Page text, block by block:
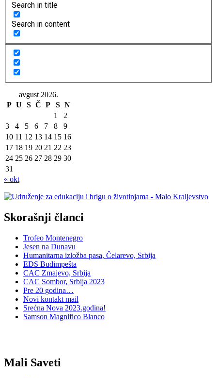
Search in title
Search in content
avgust 2026.
P U S Č P S N
1
2
3
4 5 6 7 8
9
10 11 12 13 14 15 16
17 18 19 20 21 22 23
24 25 26 27 28 29 30
31
« okt
Skorašnji članci
Trofeo Montenegro
Jesen na Dunavu
Humanitarna izložba pasa, Čelarevo, Srbija
EDS Budimpešta
CAC Zmajevo, Srbija
CAC Sombor, Srbija 2023
Pre 20 godina…
Novi kontakt mail
Srećna Nova 2023.godina!
Samson Magnifico Blanco
Mali Saveti